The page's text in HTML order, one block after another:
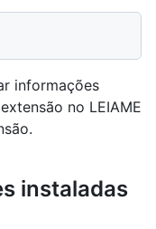
informações
no LEIAME
instaladas